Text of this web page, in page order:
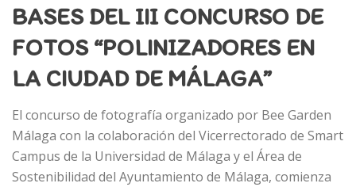
BASES DEL III CONCURSO DE
FOTOS “POLINIZADORES EN
LA CIUDAD DE MÁLAGA”
El concurso de fotografía organizado por Bee Garden
Málaga con la colaboración del Vicerrectorado de Smart
Campus de la Universidad de Málaga y el Área de
Sostenibilidad del Ayuntamiento de Málaga, comienza